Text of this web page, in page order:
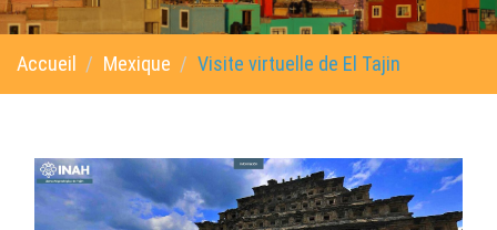
Accueil Mexique Visite virtuelle de El Tajin